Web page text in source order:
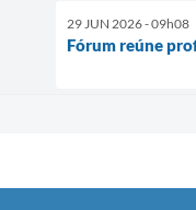
29 JUN 2026 - 09h08
Fórum reúne